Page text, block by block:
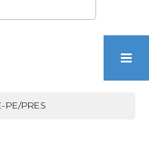
PE/PRES